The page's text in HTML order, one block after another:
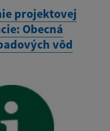
projektovej
Obecná
vôd